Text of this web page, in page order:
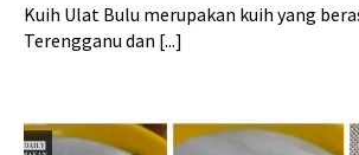
Kuih Ulat Bulu merupakan kuih yang
Terengganu dan [...]